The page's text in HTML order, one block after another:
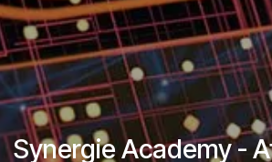
Synergie Academy -